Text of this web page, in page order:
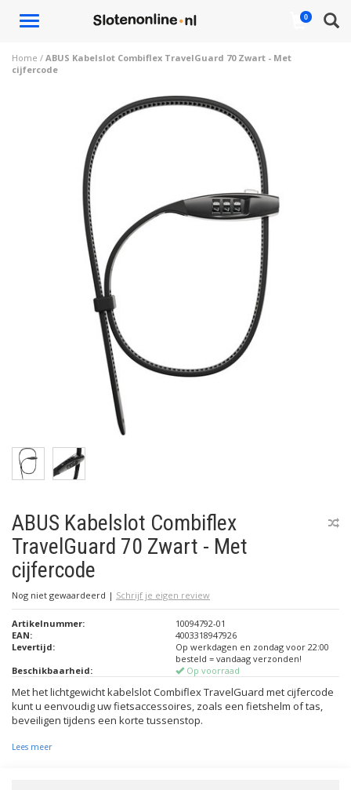
Toggle
0
Home / ABUS Kabelslot Combiflex TravelGuard 70 Zwart - Met
cijfercode
ABUS Kabelslot Combiflex
TravelGuard 70 Zwart - Met
cijfercode
Nog niet gewaardeerd | Schrijf je eigen review
Artikelnummer:
10094792-01
EAN:
4003318947926
Levertijd:
Op werkdagen en zondag voor 22:00
besteld = vandaag verzonden!
Beschikbaarheid:
Op voorraad
Met het lichtgewicht kabelslot Combiflex TravelGuard met cijfercode
kunt u eenvoudig uw fietsaccessoires, zoals een fietshelm of tas,
beveiligen tijdens een korte tussenstop.
Lees meer